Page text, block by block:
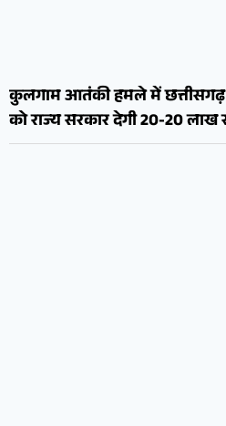
कुलगाम आतंकी हमले में छत्तीसगढ़
को राज्य सरकार देगी 20-20 लाख